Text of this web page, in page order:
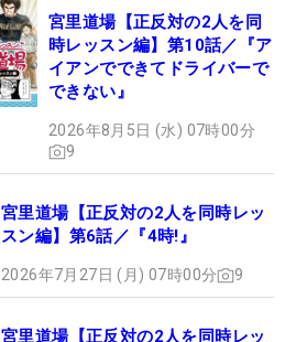
宮里道場【正反対の2人を同
時レッスン編】第10話／『ア
イアンでできてドライバーで
できない』
2026年8月5日 (水) 07時00分
9
宮里道場【正反対の2人を同時レッ
スン編】第6話／『4時!』
2026年7月27日 (月) 07時00分 9
宮里道場【正反対の2人を同時レッ